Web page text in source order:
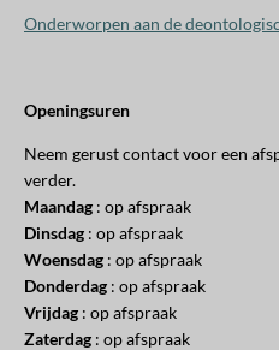
Onderworpen aan de
Openingsuren
Neem gerust contact voor een
verder.
Maandag : op afspraak
Dinsdag : op afspraak
Woensdag : op afspraak
Donderdag : op afspraak
Vrijdag : op afspraak
Zaterdag : op afspraak